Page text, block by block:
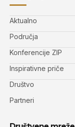
Aktualno
Područja
Konferencije ZIP
Inspirativne priče
Društvo
Partneri